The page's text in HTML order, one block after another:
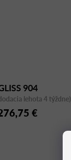
904
lehota 4 týždne)
€